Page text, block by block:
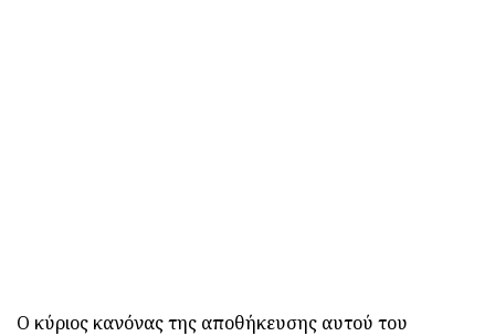
Ο κύριος κανόνας της αποθήκευσης αυτού του